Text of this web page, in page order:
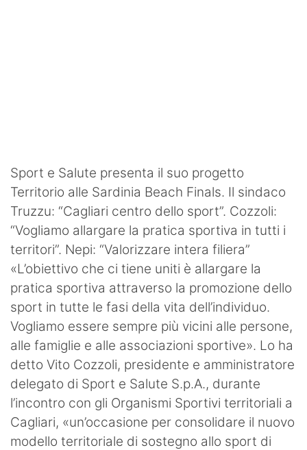
Contatti
Sport e Salute presenta il suo progetto
Territorio alle Sardinia Beach Finals. Il sindaco
Truzzu: “Cagliari centro dello sport”. Cozzoli:
“Vogliamo allargare la pratica sportiva in tutti i
territori”. Nepi: “Valorizzare intera filiera”
«L’obiettivo che ci tiene uniti è allargare la
pratica sportiva attraverso la promozione dello
sport in tutte le fasi della vita dell’individuo.
Vogliamo essere sempre più vicini alle persone,
alle famiglie e alle associazioni sportive». Lo ha
detto Vito Cozzoli, presidente e amministratore
delegato di Sport e Salute S.p.A., durante
l’incontro con gli Organismi Sportivi territoriali a
Cagliari, «un’occasione per consolidare il nuovo
modello territoriale di sostegno allo sport di